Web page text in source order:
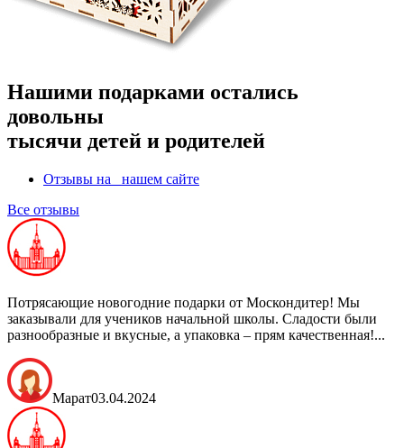
Нашими подарками остались
довольны
тысячи детей и родителей
Отзывы на
нашем сайте
Все отзывы
Потрясающие новогодние подарки от Москондитер! Мы
заказывали для учеников начальной школы. Сладости были
разнообразные и вкусные, а упаковка – прям качественная!...
Марат03.04.2024